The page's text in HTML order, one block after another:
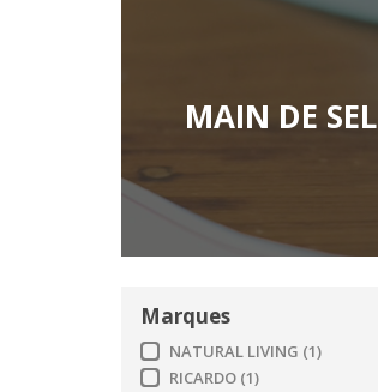
MAIN DE SEL
Marques
NATURAL LIVING (1)
RICARDO (1)